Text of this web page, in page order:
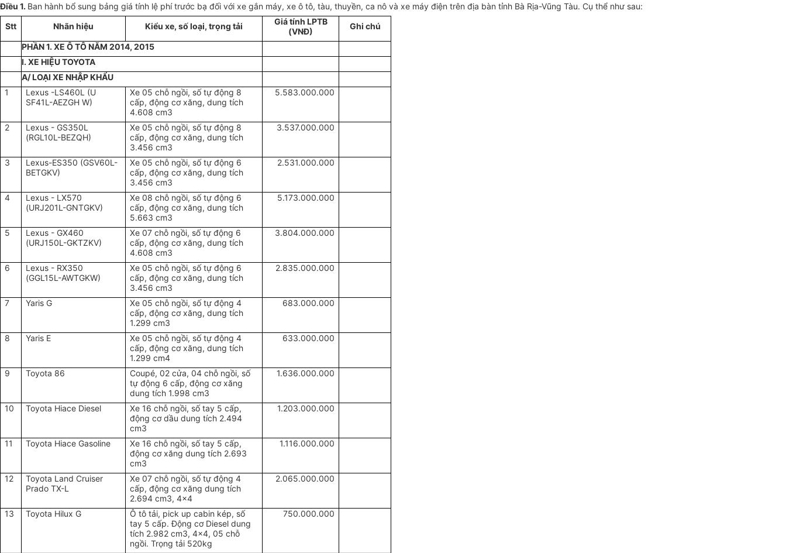
Điều 1. Ban hành bổ sung bảng giá tính lệ phí trước bạ đối với xe gắn máy, xe ô tô, tàu, thuyền, ca nô và xe máy điện trên địa bàn tỉnh Bà Rịa-Vũng Tàu. Cụ thể như sau:
Stt
Nhãn hiệu Kiểu xe, số loại, trọng tải
Giá tính LPTB
(VNĐ)
Ghi chú
PHẦN 1. XE Ô TÔ NĂM 2014, 2015
I. XE HIỆU TOYOTA
A/ LOẠI XE NHẬP KHẨU
1
Lexus -LS460L (U
SF41L-AEZGH W)
Xe 05 chỗ ngồi, số tự động 8
cấp, động cơ xăng, dung tích
4.608 cm3
5.583.000.000
2
Lexus - GS350L
(RGL10L-BEZQH)
Xe 05 chỗ ngồi, số tự động 8
cấp, động cơ xăng, dung tích
3.456 cm3
3.537.000.000
3
Lexus-ES350 (GSV60L-
BETGKV)
Xe 05 chỗ ngồi, số tự động 6
cấp, động cơ xăng, dung tích
3.456 cm3
2.531.000.000
4
Lexus - LX570
(URJ201L-GNTGKV)
Xe 08 chỗ ngồi, số tự động 6
cấp, động cơ xăng, dung tích
5.663 cm3
5.173.000.000
5
Lexus - GX460
(URJ150L-GKTZKV)
Xe 07 chỗ ngồi, số tự động 6
cấp, động cơ xăng, dung tích
4.608 cm3
3.804.000.000
6
Lexus - RX350
(GGL15L-AWTGKW)
Xe 05 chỗ ngồi, số tự động 6
cấp, động cơ xăng, dung tích
3.456 cm3
2.835.000.000
7 Yaris G
Xe 05 chỗ ngồi, số tự động 4
cấp, động cơ xăng, dung tích
1.299 cm3
683.000.000
8 Yaris E
Xe 05 chỗ ngồi, số tự động 4
cấp, động cơ xăng, dung tích
1.299 cm4
633.000.000
9 Toyota 86
Coupé, 02 cửa, 04 chỗ ngồi, số
tự động 6 cấp, động cơ xăng
dung tích 1.998 cm3
1.636.000.000
10 Toyota Hiace Diesel
Xe 16 chỗ ngồi, số tay 5 cấp,
động cơ dầu dung tích 2.494
cm3
1.203.000.000
11 Toyota Hiace Gasoline
Xe 16 chỗ ngồi, số tay 5 cấp,
động cơ xăng dung tích 2.693
cm3
1.116.000.000
12
Toyota Land Cruiser
Prado TX-L
Xe 07 chỗ ngồi, số tự động 4
cấp, động cơ xăng dung tích
2.694 cm3, 4x4
2.065.000.000
13 Toyota Hilux G
Ô tô tải, pick up cabin kép, số
tay 5 cấp. Động cơ Diesel dung
tích 2.982 cm3, 4x4, 05 chỗ
ngồi. Trọng tải 520kg
750.000.000